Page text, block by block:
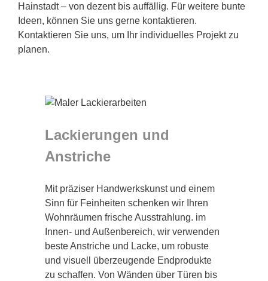
Hainstadt – von dezent bis auffällig. Für weitere bunte
Ideen, können Sie uns gerne kontaktieren.
Kontaktieren Sie uns, um Ihr individuelles Projekt zu
planen.
Lackierungen und
Anstriche
Mit präziser Handwerkskunst und einem
Sinn für Feinheiten schenken wir Ihren
Wohnräumen frische Ausstrahlung. im
Innen- und Außenbereich, wir verwenden
beste Anstriche und Lacke, um robuste
und visuell überzeugende Endprodukte
zu schaffen. Von Wänden über Türen bis